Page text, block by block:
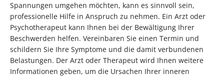
Spannungen umgehen möchten, kann es sinnvoll sein,
professionelle Hilfe in Anspruch zu nehmen. Ein Arzt oder
Psychotherapeut kann Ihnen bei der Bewältigung Ihrer
Beschwerden helfen. Vereinbaren Sie einen Termin und
schildern Sie Ihre Symptome und die damit verbundenen
Belastungen. Der Arzt oder Therapeut wird Ihnen weitere
Informationen geben, um die Ursachen Ihrer inneren